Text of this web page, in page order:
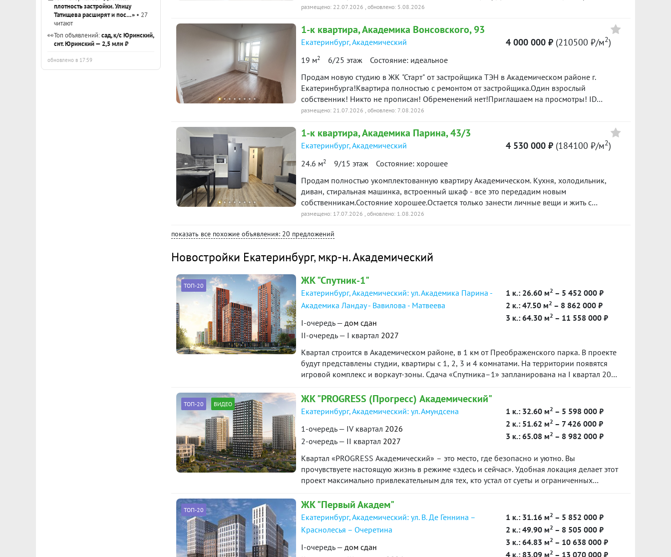
плотность застройки. Улицу
Татищева расширят и пос…» • 27
читают
👀Топ объявлений:сад, к/с Юринский,
снт. Юринский — 2,5 млн ₽
обновлено в 17:59
колясочная, видеонаблюдение. Удачное расположение, все рядом: автобусы, трамваи,
парк, много магазинов "Пятерочка", "Магнит", "Лента", множество детских центров
развития.Во дворе наземный многоуровневый паркинг, проблем с парковкой нет.Один
размещено: 22.07.2026 , обновлено: 5.08.2026
1-к квартира, Академика Вонсовского, 93
Екатеринбург,Академический
19 м2 6/25 этаж Состояние: идеальное
4 000 000 ₽ (210500 ₽/м2)
Продам новую студию в ЖК "Старт" от застройщика ТЭН в Академическом районе г.
Екатеринбурга!Квартира полностью с ремонтом от застройщика.Один взрослый
собственник! Никто не прописан! Обременений нет!Приглашаем на просмотры! ID
объекта в нашей базе: 10559
размещено: 21.07.2026 , обновлено: 7.08.2026
1-к квартира, Академика Парина, 43/3
Екатеринбург,Академический
24.6 м2 9/15 этаж Состояние: хорошее
4 530 000 ₽ (184100 ₽/м2)
Продам полностью укомплектованную квартиру Академическом. Кухня, холодильник,
диван, стиральная машинка, встроенный шкаф - все это передадим новым
собственникам.Состояние хорошее.Остается только занести личные вещи и жить с
удовольствием.Квартира освобождена, ключи передадим сразу после сделки.
покажу. ID объекта в нашей базе: 26653
размещено: 17.07.2026 , обновлено: 1.08.2026
показать все похожие объявления: 20 предложений
Новостройки Екатеринбург,мкр-н. Академический
ТОП-20 ЖК "Спутник-1"
Екатеринбург, Академический: ул. Академика Парина -
Академика Ландау - Вавилова - Матвеева
I-очередь — дом сдан
II-очередь — I квартал 2027
1 к.: 26.60 м2 – 5 452 000 ₽
2 к.: 47.50 м2 – 8 862 000 ₽
3 к.: 64.30 м2 – 11 558 000 ₽
Квартал строится в Академическом районе, в 1 км от Преображенского парка. В проекте
будут представлены студии, квартиры с 1, 2, 3 и 4 комнатами. На территории появятся
игровой комплекс и воркаут-зоны. Сдача «Спутника–1» запланирована на I квартал 2025
ТОП-20 ВИДЕО ЖК "PROGRESS (Прогресс) Академический"
Екатеринбург, Академический: ул. Амундсена
1-очередь — IV квартал 2026
2-очередь — II квартал 2027
1 к.: 32.60 м2 – 5 598 000 ₽
2 к.: 51.62 м2 – 7 426 000 ₽
3 к.: 65.08 м2 – 8 982 000 ₽
Квартал «PROGRESS Академический» – это место, где безопасно и уютно. Вы
прочувствуете настоящую жизнь в режиме «здесь и сейчас». Удобная локация делает этот
проект максимально привлекательным для тех, кто устал от суеты и ограниченных
уникальное экологически чистое окружение.
ТОП-20 ЖК "Первый Академ"
Екатеринбург, Академический: ул. В. Де Геннина –
Краснолесья – Очеретина
I-очередь — дом сдан
1 к.: 31.16 м2 – 5 852 000 ₽
2 к.: 49.90 м2 – 8 505 000 ₽
3 к.: 64.83 м2 – 10 638 000 ₽
4 к.: 83.09 м2 – 13 070 000 ₽